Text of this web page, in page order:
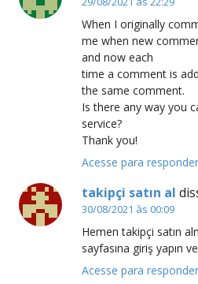
When I originally
me when new
and now each
time a comment is
the same comment.
Is there any way you
service?
Thank you!
Acesse para responder
takipçi satın al
30/08/2021 às 00:09
Hemen takipçi satın
sayfasına giriş yapın
Acesse para responder